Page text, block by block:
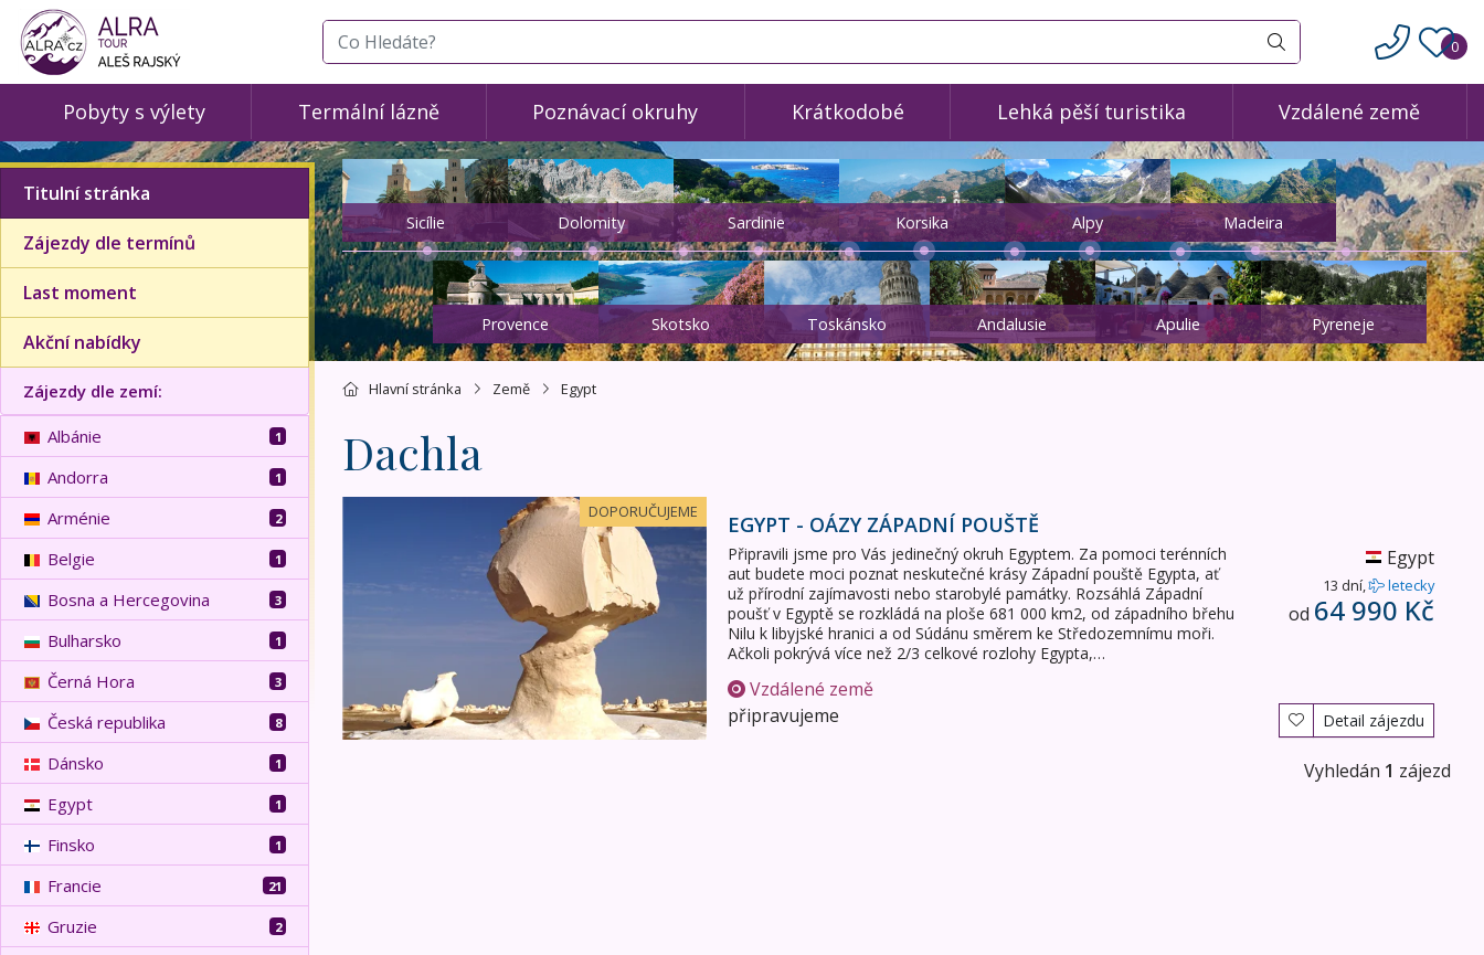
co hledáte
Vyhledat
0
Pobyty s výlety Termální lázně Poznávací okruhy Krátkodobé Lehká pěší turistika Vzdálené země
Titulní stránka
Zájezdy dle termínů
Last moment
Akční nabídky
Zájezdy dle zemí:
Albánie 1
Andorra 1
Arménie 2
Belgie 1
Bosna a Hercegovina 3
Bulharsko 1
Černá Hora 3
Česká republika 8
Dánsko 1
Egypt 1
Finsko 1
Francie 21
Gruzie 2
Sicílie Dolomity Sardinie Korsika Alpy Madeira
Provence Skotsko Toskánsko Andalusie Apulie Pyreneje
Hlavní stránka Země Egypt
Dachla
DOPORUČUJEME
Egypt - oázy Západní pouště
EGYPT - OÁZY ZÁPADNÍ POUŠTĚ
Připravili jsme pro Vás jedinečný okruh Egyptem. Za pomoci terénních
aut budete moci poznat neskutečné krásy Západní pouště Egypta, ať
už přírodní zajímavosti nebo starobylé památky. Rozsáhlá Západní
poušť v Egyptě se rozkládá na ploše 681 000 km2, od západního břehu
Nilu k libyjské hranici a od Súdánu směrem ke Středozemnímu moři.
Ačkoli pokrývá více než 2/3 celkové rozlohy Egypta,…
Egypt
13 dní, letecky
od 64 990 Kč
Vzdálené země
připravujeme
Detail zájezdu
Vyhledán 1 zájezd